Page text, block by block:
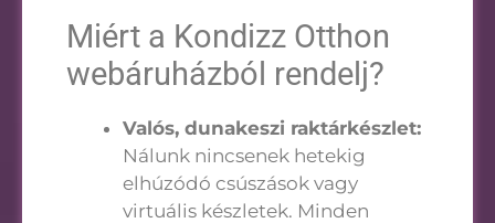
Miért a Kondizz Otthon
webáruházból rendelj?
Valós, dunakeszi raktárkészlet:
Nálunk nincsenek hetekig
elhúzódó csúszások vagy
virtuális készletek. Minden